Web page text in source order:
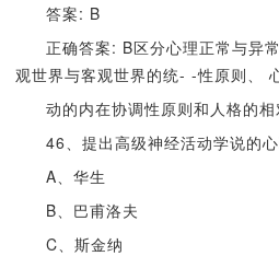
答案: B
正确答案: B区分心理正常与异
观世界与客观世界的统- -性原则、
动的内在协调性原则和人格的相
46、提出高级神经活动学说的
A、华生
B、巴甫洛夫
C、斯金纳